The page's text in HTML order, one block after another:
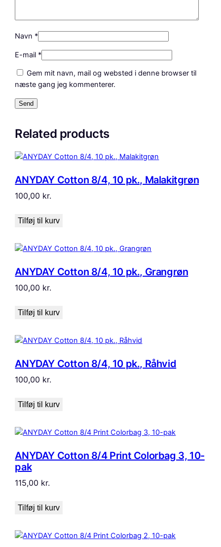
Navn *
E-mail *
Gem mit navn, mail og websted i denne browser til
næste gang jeg kommenterer.
Related products
ANYDAY Cotton 8/4, 10 pk., Malakitgrøn
100,00 kr.
Tilføj til kurv
ANYDAY Cotton 8/4, 10 pk., Grangrøn
100,00 kr.
Tilføj til kurv
ANYDAY Cotton 8/4, 10 pk., Råhvid
100,00 kr.
Tilføj til kurv
ANYDAY Cotton 8/4 Print Colorbag 3, 10-
pak
115,00 kr.
Tilføj til kurv